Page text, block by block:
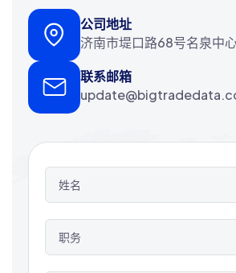
公司地址
济南市堤口路68号名泉中
联系邮箱